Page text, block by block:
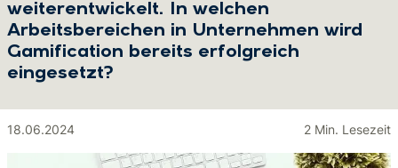
weiterentwickelt. In welchen
Arbeitsbereichen in Unternehmen wird
Gamification bereits erfolgreich
eingesetzt?
18.06.2024 2 Min. Lesezeit